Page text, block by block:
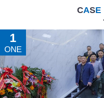
CASE
1
ONE